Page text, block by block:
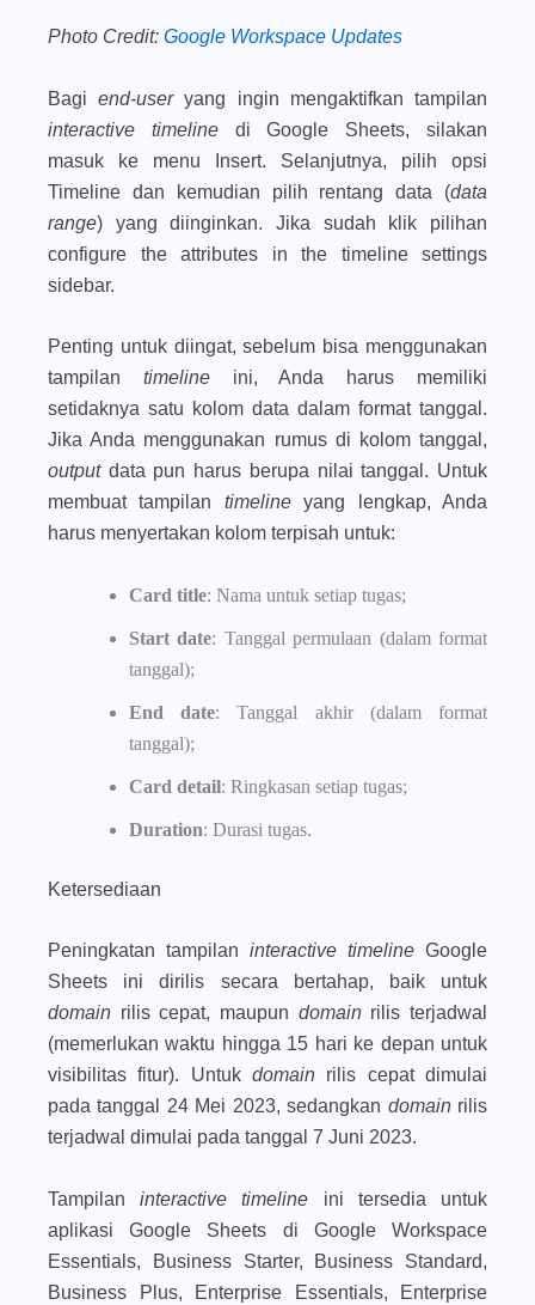
Photo Credit: Google Workspace Updates
Bagiend-useryang ingin mengaktifkan tampilan
interactive timeline di Google Sheets, silakan
masuk ke menu
Insert. Selanjutnya, pilih opsi
Timeline dan kemudian pilih rentang data (data
range) yang diinginkan. Jika sudah klik pilihan
configure the attributes in the timeline settings
sidebar.
Penting untuk diingat, sebelum bisa menggunakan
tampilan timeline ini, Anda harus memiliki
setidaknya satu kolom data dalam format tanggal.
Jika Anda menggunakan rumus di kolom tanggal,
output data pun harus berupa nilai tanggal. Untuk
membuat tampilan timelineyang lengkap, Anda
harus menyertakan kolom terpisah untuk:
Card title: Nama untuk setiap tugas;
Start date: Tanggal permulaan (dalam format
tanggal);
End date: Tanggal akhir (dalam format
tanggal);
Card detail: Ringkasan setiap tugas;
Duration: Durasi tugas.
Ketersediaan
Peningkatan tampilan interactive timeline Google
Sheets ini dirilis secara bertahap, baik untuk
domain rilis cepat, maupun domain rilis terjadwal
(memerlukan waktu hingga 15 hari ke depan untuk
visibilitas fitur). Untuk domain rilis cepat dimulai
pada tanggal 24 Mei 2023, sedangkan domain rilis
terjadwal dimulai pada tanggal 7 Juni 2023.
Tampilaninteractive timeline ini tersedia untuk
aplikasi Google Sheets di Google Workspace
Essentials, Business Starter, Business Standard,
Business Plus, Enterprise Essentials, Enterprise